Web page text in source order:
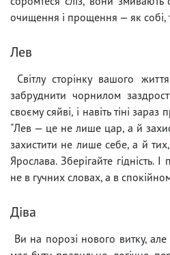
очищення і прощення — як собі,
Лев
Світлу сторінку вашого
забруднити чорнилом
своєму сяйві, і навіть тіні
"Лев — це не лише цар, а й
захистити не лише себе, а й
Ярослава. Зберігайте гідність.
не в гучних словах, а в
Діва
Ви на порозі нового витку,